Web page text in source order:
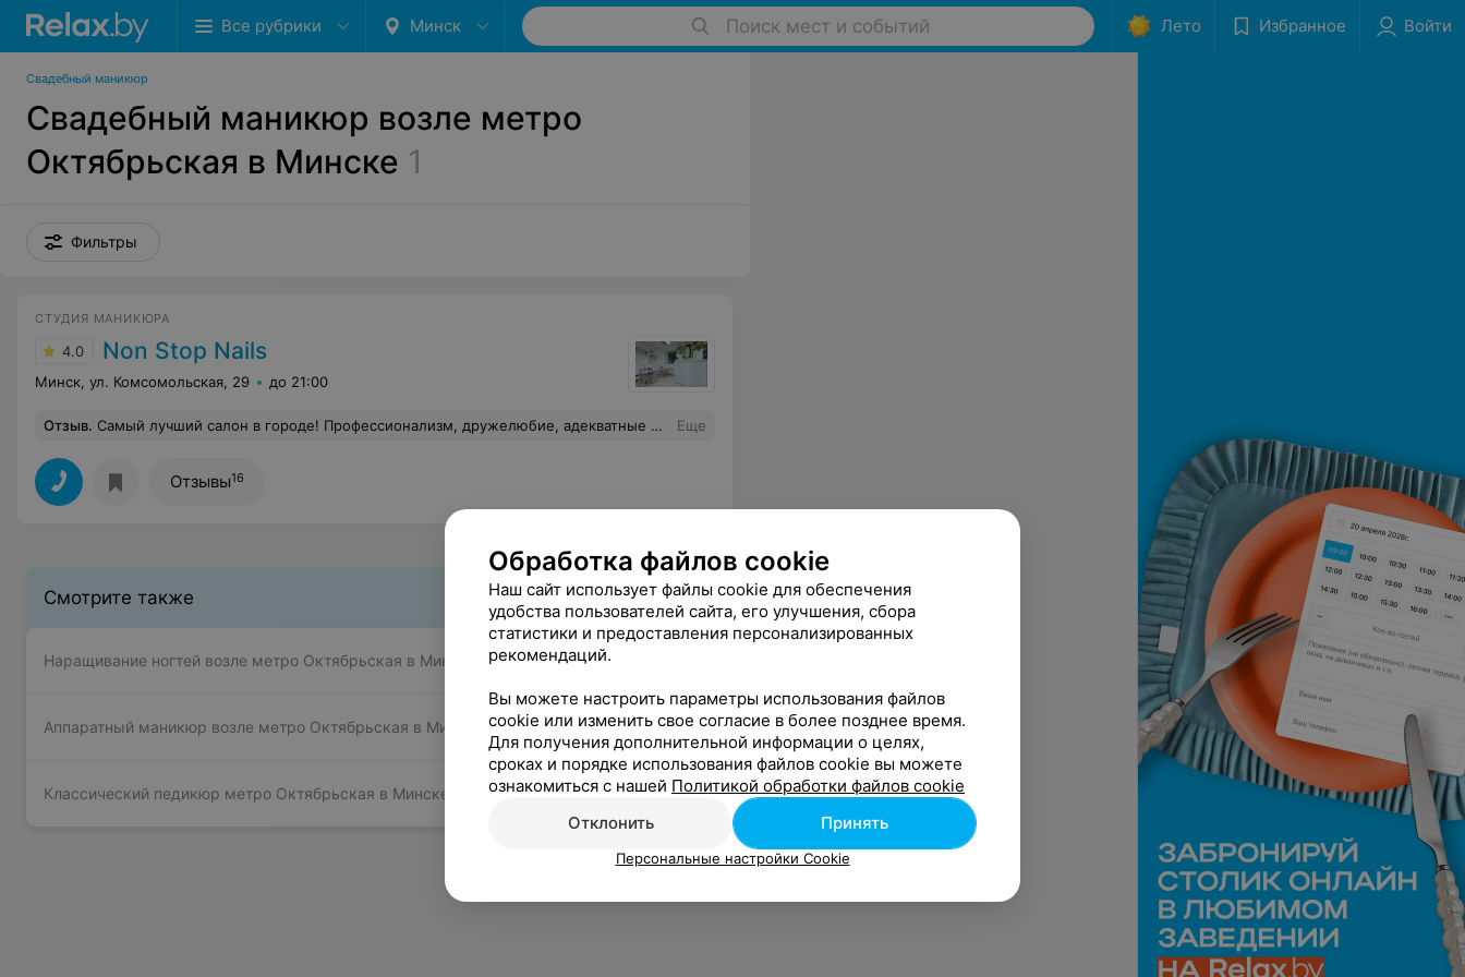
Все рубрики Минск Поиск мест и событий Лето Избранное Войти
Свадебный маникюр
Свадебный маникюр возле метро
Октябрьская в Минске 1
Фильтры
СТУДИЯ МАНИКЮРА
4.0 Non Stop Nails
Минск, ул. Комсомольская, 29 до 21:00
Отзыв. Самый лучший салон в городе! Профессионализм, дружелюбие, адекватные цены, приятная обстановка, удобное расположение - всё на высочайшем уровне!Спасибо, что делаете нас красивыми!Отдельное спасибо мастеру Кристине и администратору Анечке. Еще
Отзывы16
Смотрите также
Наращивание ногтей возле метро Октябрьская в Минске
Аппаратный маникюр возле метро Октябрьская в Минске
Классический педикюр метро Октябрьская в Минске
Обработка файлов cookie
Наш сайт использует файлы cookie для обеспечения
удобства пользователей сайта, его улучшения, сбора
статистики и предоставления персонализированных
рекомендаций.
Вы можете настроить параметры использования файлов
cookie или изменить свое согласие в более позднее время.
Для получения дополнительной информации о целях,
сроках и порядке использования файлов cookie вы можете
ознакомиться с нашей Политикой обработки файлов cookie
Отклонить
Принять
Персональные настройки Cookie